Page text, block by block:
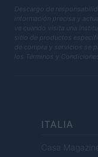
Descargo de
información precisa y
ve cuando visita una
sitio de productos
de compra y servicios se
los Términos y
ITALIA
Casa